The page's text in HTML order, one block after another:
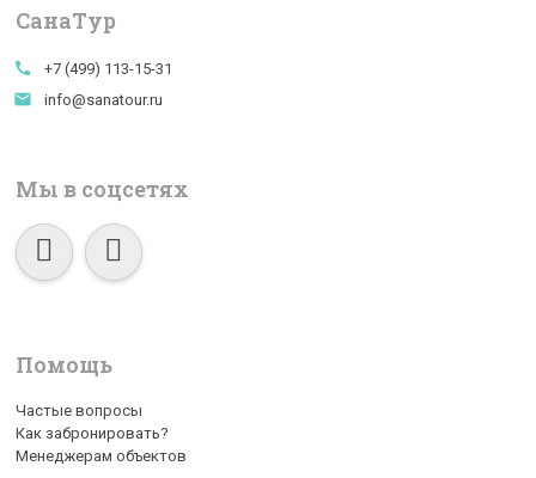
СанаTур
call +7 (499) 113-15-31
email info@sanatour.ru
Мы в соцсетях
Помощь
Частые вопросы
Как забронировать?
Менеджерам объектов